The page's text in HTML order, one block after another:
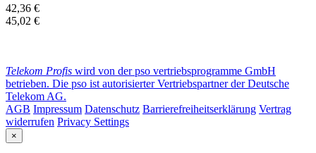
42,36 €
45,02 €
Telekom Profis wird von der pso vertriebsprogramme GmbH
betrieben. Die pso ist autorisierter Vertriebspartner der Deutsche
Telekom AG.
AGB Impressum Datenschutz Barrierefreiheitserklärung Vertrag
widerrufen Privacy Settings
×